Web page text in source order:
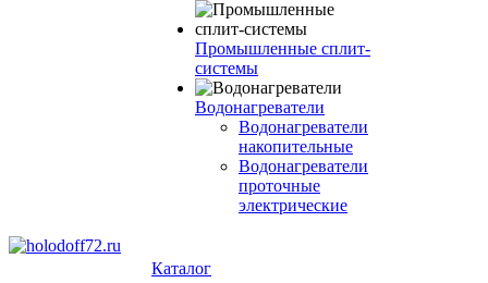
Промышленные сплит-
системы
Водонагреватели
Водонагреватели
накопительные
Водонагреватели
проточные
электрические
Каталог